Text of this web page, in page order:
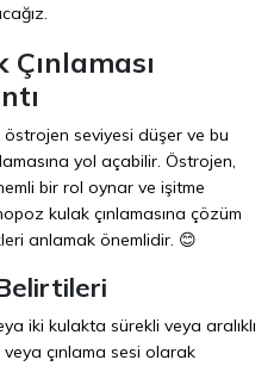
seviyesi düşer ve bu
yol açabilir. Östrojen,
bir rol oynar ve işitme
kulak çınlamasına çözüm
anlamak önemlidir. 😊
Belirtileri
iki kulakta sürekli veya aralıklı
veya çınlama sesi olarak